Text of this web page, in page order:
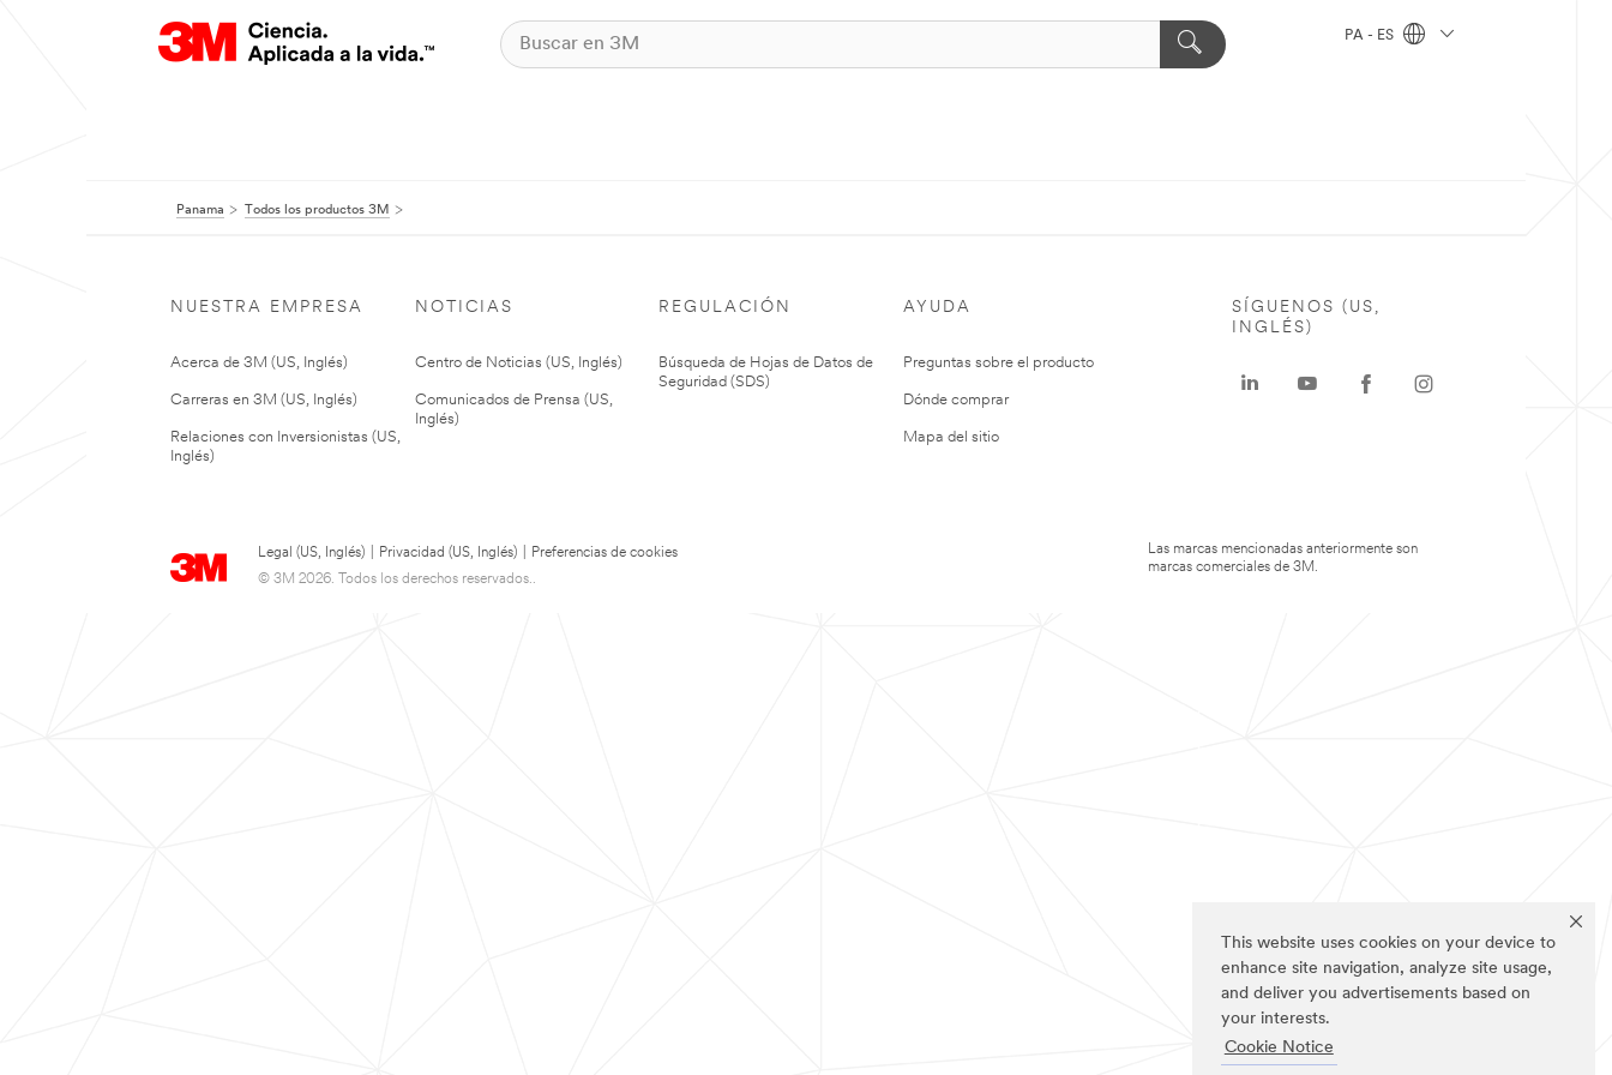
This website uses cookies on your device to
enhance site navigation, analyze site usage,
and deliver you advertisements based on
your interests.
Cookie Notice
PA - ES
Panama Todos los productos 3M
NUESTRA EMPRESA
Acerca de 3M (US, Inglés)
Carreras en 3M (US, Inglés)
Relaciones con Inversionistas (US,
Inglés)
NOTICIAS
Centro de Noticias (US, Inglés)
Comunicados de Prensa (US,
Inglés)
REGULACIÓN
Búsqueda de Hojas de Datos de
Seguridad (SDS)
AYUDA
Preguntas sobre el producto
Dónde comprar
Mapa del sitio
Legal (US, Inglés) Privacidad (US, Inglés)
Preferencias de cookies
© 3M 2026. Todos los derechos reservados..
SÍGUENOS (US,
INGLÉS)
Las marcas mencionadas anteriormente son
marcas comerciales de 3M.